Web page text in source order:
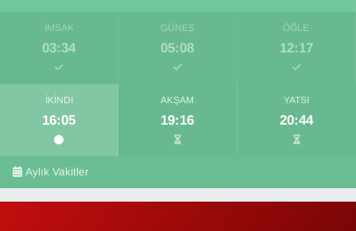
İMSAK
03:34
GÜNEŞ
05:08
ÖĞLE
12:17
İKINDI
16:05
AKŞAM
19:16
YATSI
20:44
Aylık Vakitler